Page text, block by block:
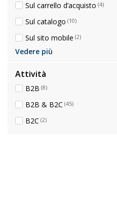
Sul carrello d’acquisto (4)
Sul catalogo (10)
Sul sito mobile (2)
Vedere più
Attività
B2B (8)
B2B & B2C (45)
B2C (2)